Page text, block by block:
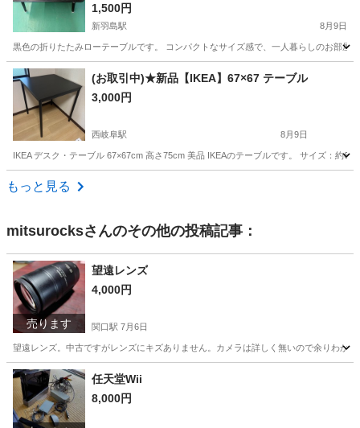
1,500円
新羽島駅 8月9日
黒色の折りたたみローテーブルです。 コンパクトなサイズ感で、一人暮らしのお部
岐阜 羽島市 新羽島駅 テーブル
(お取引中)★新品【IKEA】67×67 テーブル
3,000円
西岐阜駅 8月9日
IKEA デスク・テーブル 67×67cm 高さ75cm 美品 IKEAのテーブルです。 サイズ：約
岐阜 岐阜市
もっと見る
mitsurocksさんのその他の投稿記事：
売ります
望遠レンズ
4,000円
関口駅 7月6日
望遠レンズ。中古ですがレンズにキズありません。カメラは詳しく無いので余りわか
岐阜 関市 関口駅
任天堂Wii
8,000円